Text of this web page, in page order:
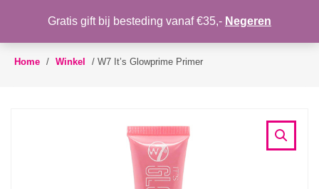
Toggle
WENSLIJST
Home / Winkel / W7 It’s Glowprime Primer
Gratis gift bij besteding vanaf €35,- Negeren